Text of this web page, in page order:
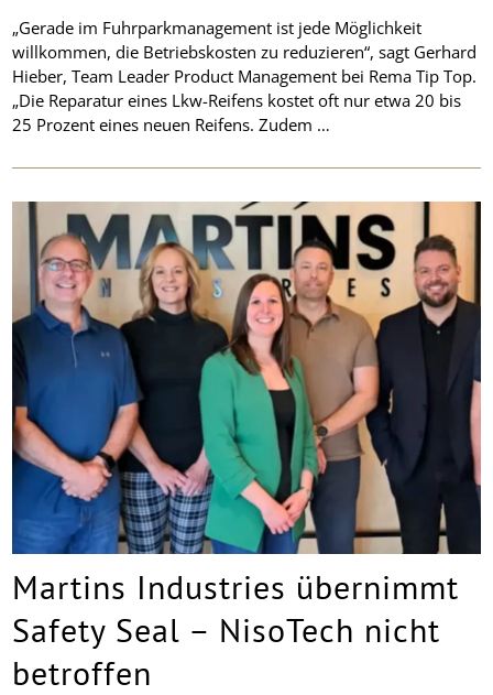
„Gerade im Fuhrparkmanagement ist jede Möglichkeit
willkommen, die Betriebskosten zu reduzieren“, sagt Gerhard
Hieber, Team Leader Product Management bei Rema Tip Top.
„Die Reparatur eines Lkw-Reifens kostet oft nur etwa 20 bis
25 Prozent eines neuen Reifens. Zudem …
Martins Industries übernimmt
Safety Seal – NisoTech nicht
betroffen